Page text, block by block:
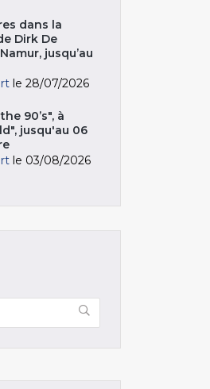
dans la
Dirk De
jusqu’au
le 28/07/2026
90’s", à
jusqu'au 06
le 03/08/2026